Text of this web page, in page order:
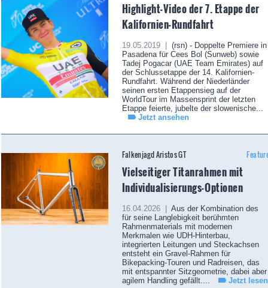
Highlight-Video der 7. Etappe der
Kalifornien-Rundfahrt
19.05.2019 |
(rsn) - Doppelte Premiere in
Pasadena für Cees Bol (Sunweb) sowie
Tadej Pogacar (UAE Team Emirates) auf
der Schlussetappe der 14. Kalifornien-
Rundfahrt. Während der Niederländer
seinen ersten Etappensieg auf der
WorldTour im Massensprint der letzten
Etappe feierte, jubelte der slowenische...
Jetzt ansehen
Falkenjagd Aristos GT
Vielseitiger Titanrahmen mit
Individualisierungs-Optionen
16.04.2026 |
Aus der Kombination des
für seine Langlebigkeit berühmten
Rahmenmaterials mit modernen
Merkmalen wie UDH-Hinterbau,
integrierten Leitungen und Steckachsen
entsteht ein Gravel-Rahmen für
Bikepacking-Touren und Radreisen, das
mit entspannter Sitzgeometrie, dabei aber
agilem Handling gefällt....
Jetzt lesen